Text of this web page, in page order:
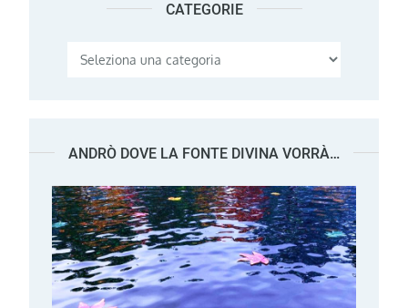
CATEGORIE
Categorie
ANDRÒ DOVE LA FONTE DIVINA VORRÀ…